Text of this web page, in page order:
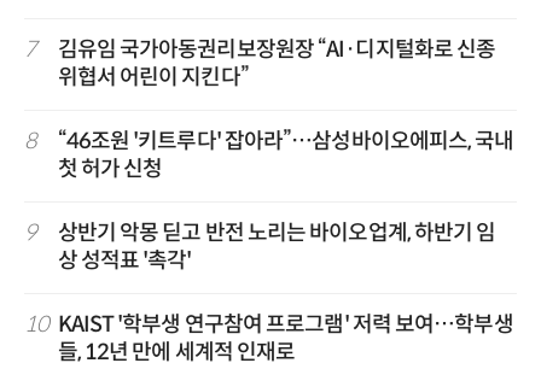
7
김유임 국가아동권리보장원장 “AI·디지털화로 신종
위협서 어린이 지킨다”
8
“46조원 '키트루다' 잡아라”…삼성바이오에피스, 국내
첫 허가 신청
9
상반기 악몽 딛고 반전 노리는 바이오업계, 하반기 임
상 성적표 '촉각'
10 KAIST '학부생 연구참여 프로그램' 저력 보여…학부생
들, 12년 만에 세계적 인재로